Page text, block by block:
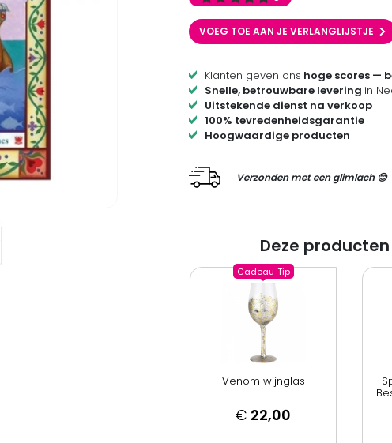
VOEG TOE AAN JE VERLANGLIJSTJE
Klanten geven ons hoge scores —
Snelle, betrouwbare levering in
Uitstekende dienst na verkoop
100% tevredenheidsgarantie
Hoogwaardige producten
Verzonden met een glimlach 😊
Deze
Cadeau Tip
Venom wijnglas
€ 22,00